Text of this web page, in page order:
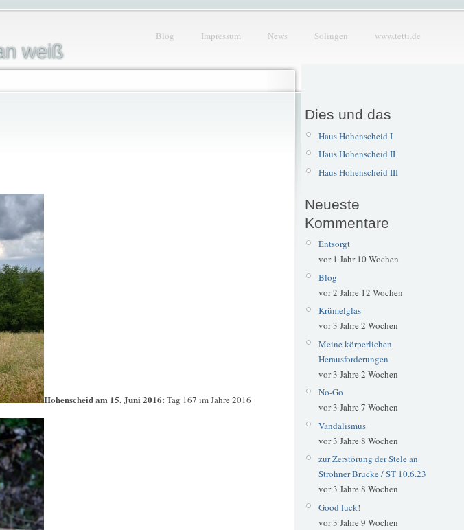
weiß
Blog Impressum News Solingen www.tetti.de
Hohenscheid am 15. Juni 2016: Tag 167 im Jahre 2016
Dies und das
Haus Hohenscheid I
Haus Hohenscheid II
Haus Hohenscheid III
Neueste
Kommentare
Entsorgt
vor 1 Jahr 10 Wochen
Blog
vor 2 Jahre 12 Wochen
Krümelglas
vor 3 Jahre 2 Wochen
Meine körperlichen
Herausforderungen
vor 3 Jahre 2 Wochen
No-Go
vor 3 Jahre 7 Wochen
Vandalismus
vor 3 Jahre 8 Wochen
zur Zerstörung der Stele an
Strohner Brücke / ST 10.6.23
vor 3 Jahre 8 Wochen
Good luck!
vor 3 Jahre 9 Wochen